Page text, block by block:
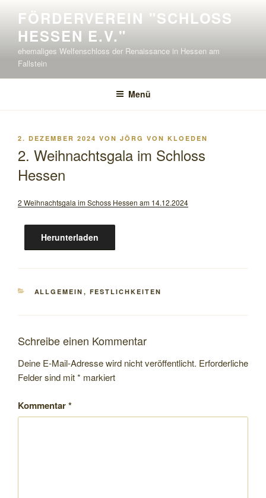
springen
FÖRDERVEREIN "SCHLOSS H
ESSEN E.V."
ehemaliges Welfenschloss der Renaissance in Hessen am
Fallstein
Menü
VERÖFFENTLICHT
2. DEZEMBER 2024 VON JÖRG VON KLOEDEN
2. Weihnachtsgala im Schloss
Hessen
2 Weihnachtsgala im Schoss Hessen am 14.12.2024
Herunterladen
KATEGORIEN
ALLGEMEIN , FESTLICHKEITEN
Schreibe einen Kommentar
Deine E-Mail-Adresse wird nicht veröffentlicht. Erforderliche
Felder sind mit* markiert
Kommentar*